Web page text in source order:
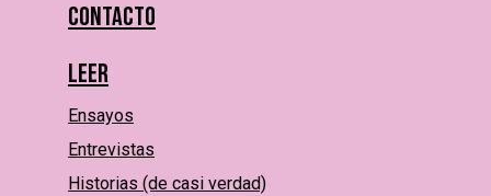
Contacto
Leer
Ensayos
Entrevistas
Historias (de casi verdad)